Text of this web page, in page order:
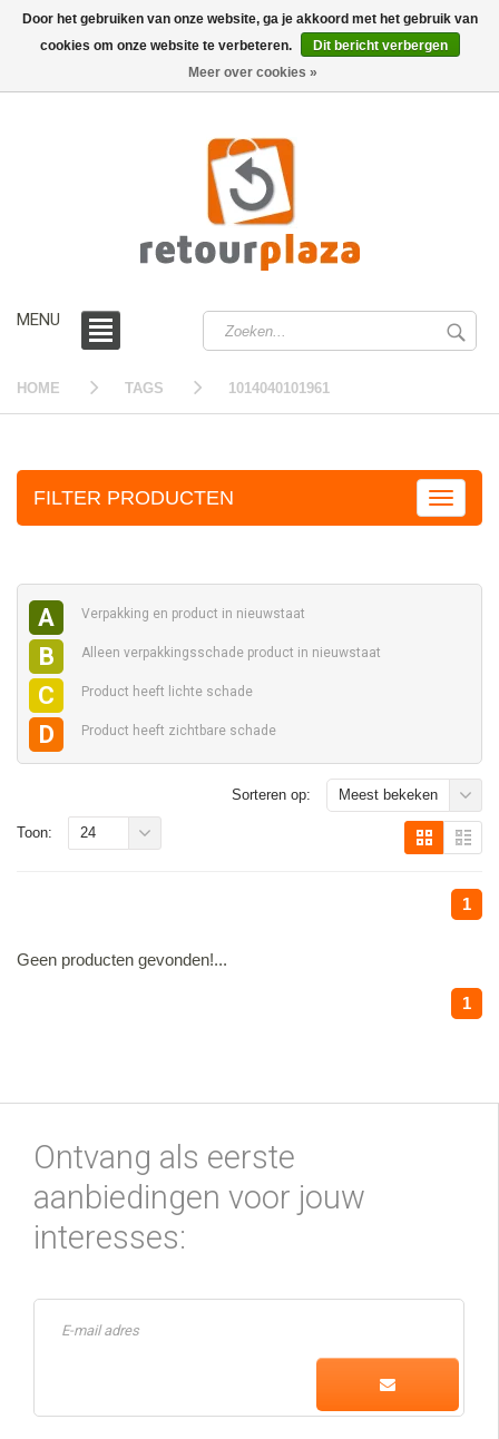
MENU
HOME TAGS 1014040101961
FILTER PRODUCTEN
A Verpakking en product in nieuwstaat
B Alleen verpakkingsschade product in nieuwstaat
C Product heeft lichte schade
D Product heeft zichtbare schade
Sorteren op: Meest bekeken
1
Toon: 24
Geen producten gevonden!...
1
Ontvang als eerste
aanbiedingen voor jouw
interesses:
Door het gebruiken van onze website, ga je akkoord met het gebruik van
cookies om onze website te verbeteren.
Dit bericht verbergen
Meer over cookies »